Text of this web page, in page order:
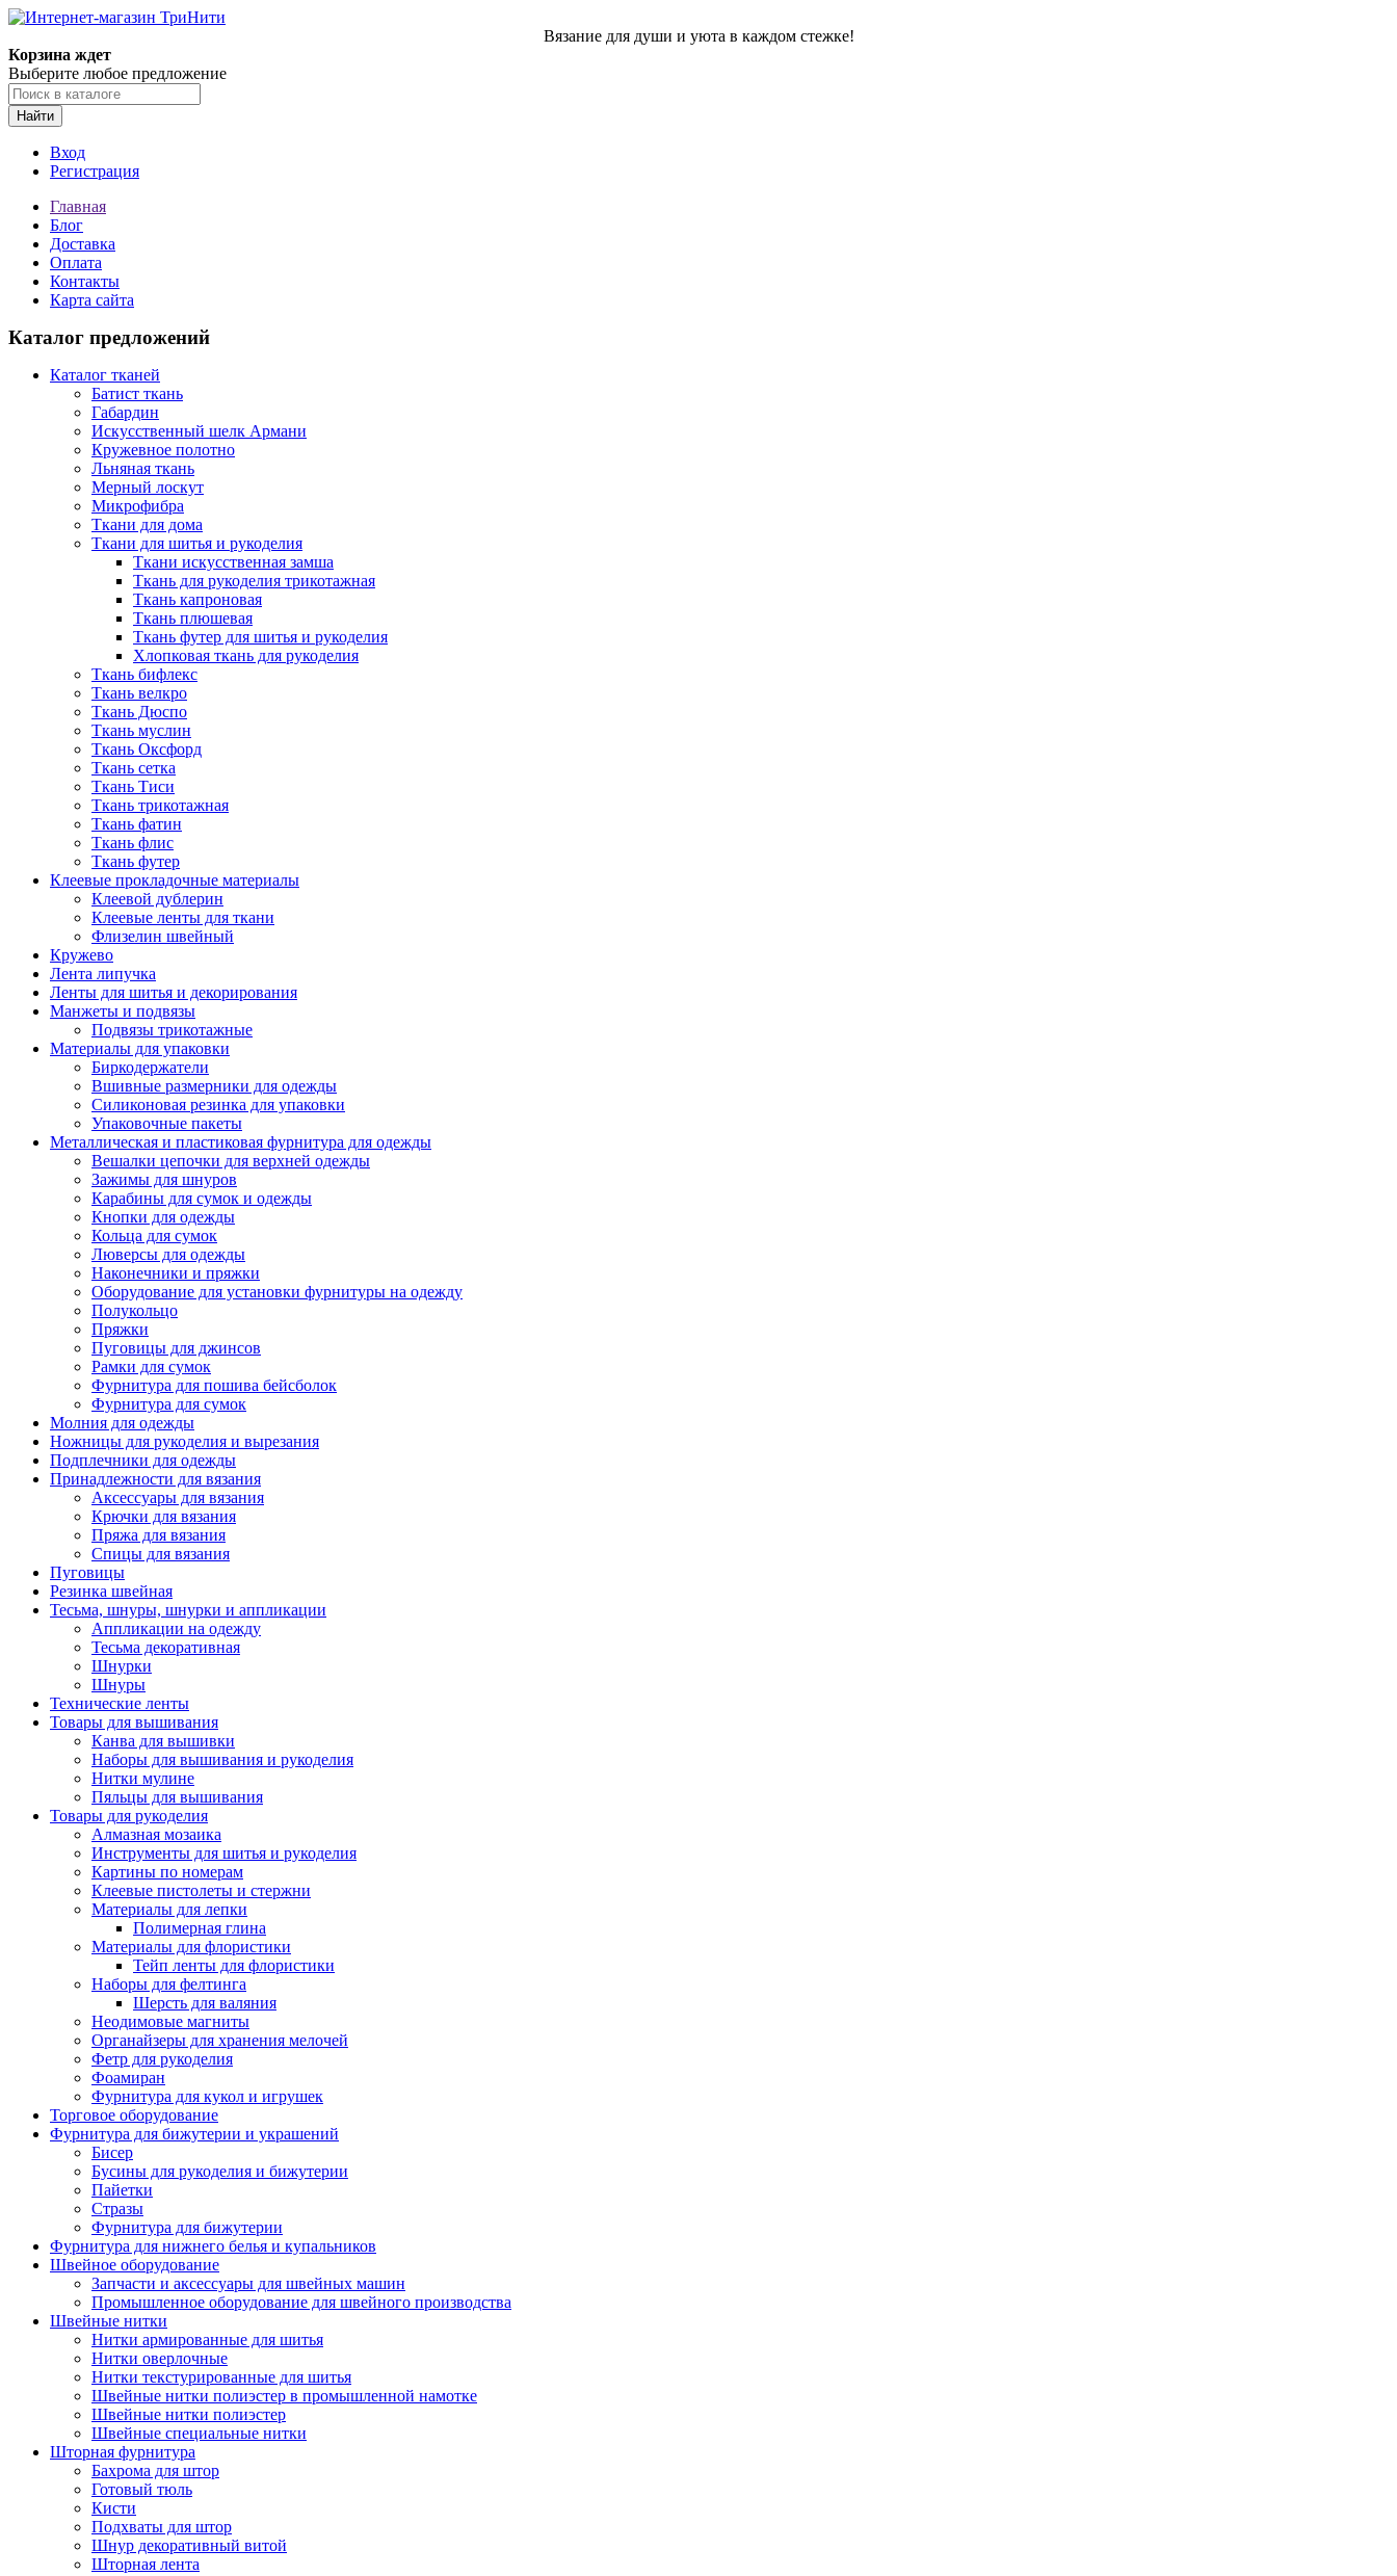
Вязание для души и уюта в каждом стежке!
Корзина ждет
Выберите любое предложение
Найти
Вход
Регистрация
Главная
Блог
Доставка
Оплата
Контакты
Карта сайта
Каталог предложений
Каталог тканей
Батист ткань
Габардин
Искусственный шелк Армани
Кружевное полотно
Льняная ткань
Мерный лоскут
Микрофибра
Ткани для дома
Ткани для шитья и рукоделия
Ткани искусственная замша
Ткань для рукоделия трикотажная
Ткань капроновая
Ткань плюшевая
Ткань футер для шитья и рукоделия
Хлопковая ткань для рукоделия
Ткань бифлекс
Ткань велкро
Ткань Дюспо
Ткань муслин
Ткань Оксфорд
Ткань сетка
Ткань Тиси
Ткань трикотажная
Ткань фатин
Ткань флис
Ткань футер
Клеевые прокладочные материалы
Клеевой дублерин
Клеевые ленты для ткани
Флизелин швейный
Кружево
Лента липучка
Ленты для шитья и декорирования
Манжеты и подвязы
Подвязы трикотажные
Материалы для упаковки
Биркодержатели
Вшивные размерники для одежды
Силиконовая резинка для упаковки
Упаковочные пакеты
Металлическая и пластиковая фурнитура для одежды
Вешалки цепочки для верхней одежды
Зажимы для шнуров
Карабины для сумок и одежды
Кнопки для одежды
Кольца для сумок
Люверсы для одежды
Наконечники и пряжки
Оборудование для установки фурнитуры на одежду
Полукольцо
Пряжки
Пуговицы для джинсов
Рамки для сумок
Фурнитура для пошива бейсболок
Фурнитура для сумок
Молния для одежды
Ножницы для рукоделия и вырезания
Подплечники для одежды
Принадлежности для вязания
Аксессуары для вязания
Крючки для вязания
Пряжа для вязания
Спицы для вязания
Пуговицы
Резинка швейная
Тесьма, шнуры, шнурки и аппликации
Аппликации на одежду
Тесьма декоративная
Шнурки
Шнуры
Технические ленты
Товары для вышивания
Канва для вышивки
Наборы для вышивания и рукоделия
Нитки мулине
Пяльцы для вышивания
Товары для рукоделия
Алмазная мозаика
Инструменты для шитья и рукоделия
Картины по номерам
Клеевые пистолеты и стержни
Материалы для лепки
Полимерная глина
Материалы для флористики
Тейп ленты для флористики
Наборы для фелтинга
Шерсть для валяния
Неодимовые магниты
Органайзеры для хранения мелочей
Фетр для рукоделия
Фоамиран
Фурнитура для кукол и игрушек
Торговое оборудование
Фурнитура для бижутерии и украшений
Бисер
Бусины для рукоделия и бижутерии
Пайетки
Стразы
Фурнитура для бижутерии
Фурнитура для нижнего белья и купальников
Швейное оборудование
Запчасти и аксессуары для швейных машин
Промышленное оборудование для швейного производства
Швейные нитки
Нитки армированные для шитья
Нитки оверлочные
Нитки текстурированные для шитья
Швейные нитки полиэстер в промышленной намотке
Швейные нитки полиэстер
Швейные специальные нитки
Шторная фурнитура
Бахрома для штор
Готовый тюль
Кисти
Подхваты для штор
Шнур декоративный витой
Шторная лента